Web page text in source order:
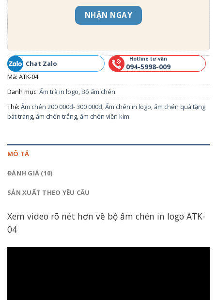
NHẬN NGAY
Chat Zalo
Hotline tư vấn
094-5998-009
Mã: ATK-04
Danh mục: Ấm trà in logo,Bộ ấm chén
Thẻ: Ấm chén 200 000đ- 300 000đ,Ấm chén in logo,ấm chén quà tặng
bát tràng,ấm chén trắng,ấm chén viền kim
MÔ TẢ
ĐÁNH GIÁ (10)
SẢN XUẤT THEO YÊU CÂU
Xem video rõ nét hơn về bộ ấm chén in logo ATK-
04